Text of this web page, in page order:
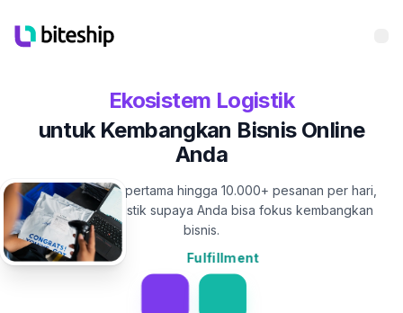
Ekosistem Logistik
untuk Kembangkan Bisnis Online
Anda
Dari 10 pesanan pertama hingga 10.000+ pesanan per hari,
kami handle logistik supaya Anda bisa fokus kembangkan
bisnis.
Fulfillment